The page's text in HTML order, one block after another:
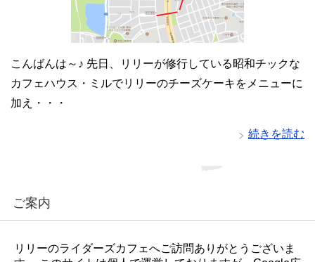
こんばんは～♪ 先日、リリーが修行している昭和チックな
カフェハウス・ミルでリリーのチーズケーキをメニューに
加え・・・
続きを読む
ご案内
リリーのライダーズカフェへご訪問ありがとうございま